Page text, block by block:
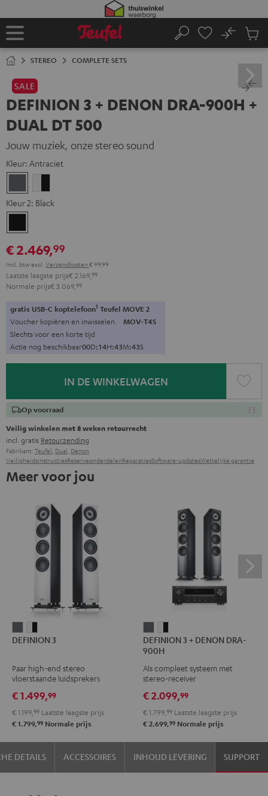
Home
Zoeken
No
STEREO COMPLETE SETS
SALE
DEFINION 3 + DENON DRA-900H +
DUAL DT 500
Jouw muziek, onze stereo sound
Kleur: Antraciet
Kleur 2: Black
€ 2.469,99
Incl. btwexcl. Verzendkosten € 99,99
Laatste laagste prijs€ 2.169, 99
Normale prijs€ 3.069, 99
gratis USB-C koptelefoon1 Teufel MOVE 2
Voucher kopiëren en inwisselen. MOV-T4S
Slechts voor een korte tijd
Actie nog beschikbaar00D:14H:43M:41S
IN DE WINKELWAGEN
Op voorraad
Veilig winkelen met 8 weken retourrecht
incl. gratis Retourzending
Fabrikant: Teufel, Dual, Denon
VeiligheidsinstructiesReserveonderdelenReparatiesSoftware-updatesWettelijke garantie
Meer voor jou
3
3
DEFINION 3
Paar high-end stereo
vloerstaande luidsprekers
€ 1.499,99
€ 1.199, 99 Laatste laagste prijs
€ 1.799,99 Normale prijs
3
+
DENON
900H
Antraciet
3
DENON
900H
Wit/zwart
DEFINION 3 + DENON DRA-
900H
Als compleet systeem met
stereo-receiver
€ 2.099,99
€ 1.799, 99 Laatste laagste prijs
€ 2.699,99 Normale prijs
DETAILS ACCESSOIRES INHOUD LEVERING SUPPORT